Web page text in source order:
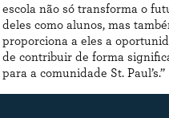
escola não só transforma o
deles como alunos, mas
proporciona a eles a
de contribuir de forma
para a comunidade St. Paul’s.”